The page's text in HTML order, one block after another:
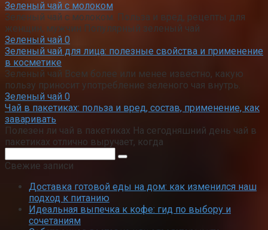
Зеленый чай с молоком
Зеленый чай с молоком. Польза и вред, рецепты для
женщин, мужчин Популярный зеленый чай
Зеленый чай 0
Зеленый чай для лица: полезные свойства и применение
в косметике
Зеленый чай Всем более или менее известно, какую
пользу приносит употребление зеленого чая внутрь.
Зеленый чай 0
Чай в пакетиках: польза и вред, состав, применение, как
заваривать
Полезен ли чай в пакетиках На сегодняшний день чай в
пакетиках отлично выручает, когда
Свежие записи
Доставка готовой еды на дом: как изменился наш
подход к питанию
Идеальная выпечка к кофе: гид по выбору и
сочетаниям